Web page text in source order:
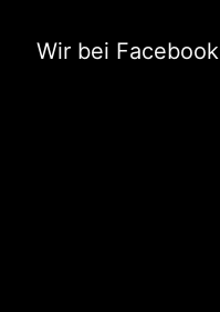
Wir bei Facebook